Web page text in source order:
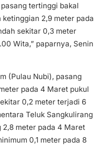
tertinggi bakal
2,9 meter pada
sekitar 0,3 meter
Wita,” paparnya, Senin
(Pulau Nubi), pasang
pada 4 Maret pukul
0,2 meter terjadi 6
Teluk Sangkulirang
meter pada 4 Maret
0,1 meter pada 8